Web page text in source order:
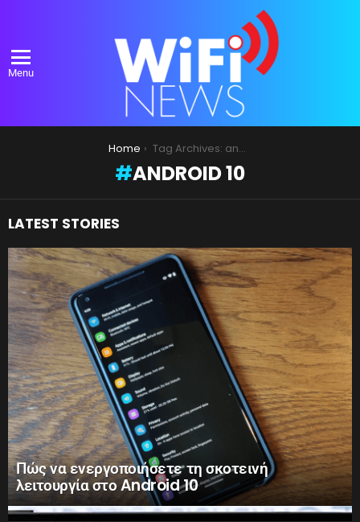
Menu
Home Tag Archives: android 10
ANDROID 10
LATEST STORIES
Πώς να ενεργοποιήσετε τη σκοτεινή
λειτουργία στο Android 10